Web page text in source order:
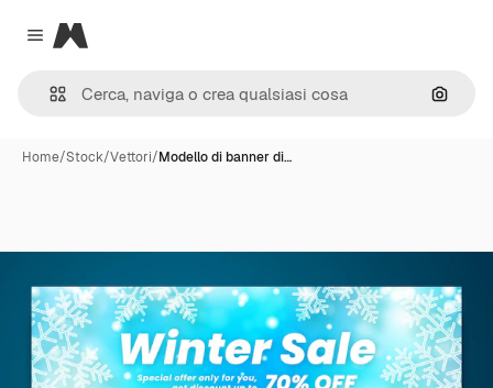
Close menu
Magnific
Cerca
Home/Stock/Vettori/Modello di banner di…